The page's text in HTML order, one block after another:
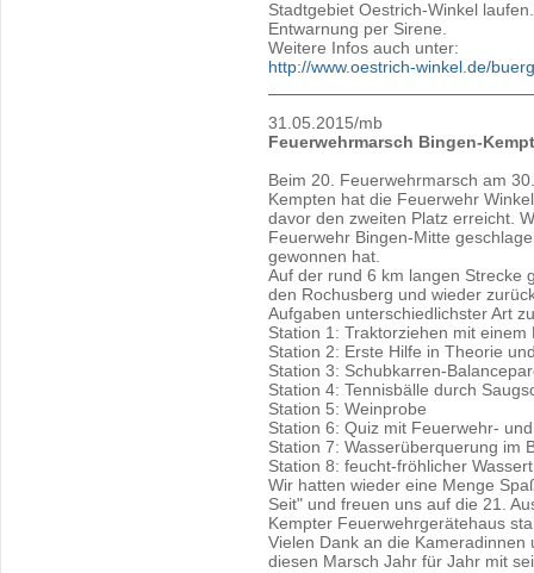
Stadtgebiet Oestrich-Winkel
Entwarnung per Sirene.
Weitere Infos auch unter:
http://www.oestrich-winkel.de/
31.05.2015/mb
Feuerwehrmarsch Bingen-
Beim 20. Feuerwehrmarsch am
Kempten hat die Feuerwehr
davor den zweiten Platz erreicht.
Feuerwehr Bingen-Mitte
gewonnen hat.
Auf der rund 6 km langen Strecke
den Rochusberg und wieder
Aufgaben unterschiedlichster Art
Station 1: Traktorziehen mit
Station 2: Erste Hilfe in Theorie
Station 3: Schubkarren-
Station 4: Tennisbälle durch
Station 5: Weinprobe
Station 6: Quiz mit Feuerwehr-
Station 7: Wasserüberquerung im
Station 8: feucht-fröhlicher
Wir hatten wieder eine Menge
Seit" und freuen uns auf die 21.
Kempter Feuerwehrgerätehaus
Vielen Dank an die
diesen Marsch Jahr für Jahr mit